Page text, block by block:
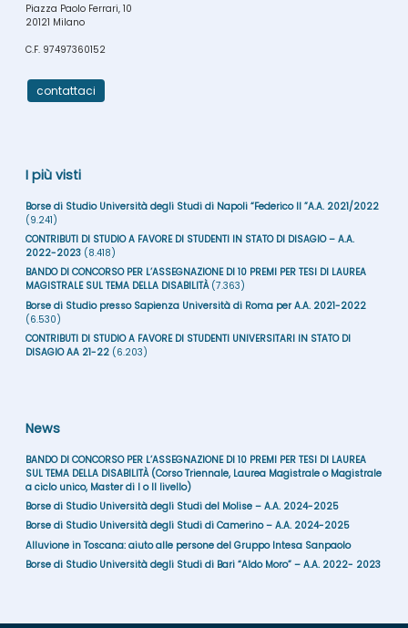
Piazza Paolo Ferrari, 10
20121 Milano
C.F. 97497360152
contattaci
I più visti
Borse di Studio Università degli Studi di Napoli “Federico II ”A.A. 2021/2022
(9.241)
CONTRIBUTI DI STUDIO A FAVORE DI STUDENTI IN STATO DI DISAGIO – A.A.
2022-2023 (8.418)
BANDO DI CONCORSO PER L’ASSEGNAZIONE DI 10 PREMI PER TESI DI LAUREA
MAGISTRALE SUL TEMA DELLA DISABILITÀ (7.363)
Borse di Studio presso Sapienza Università di Roma per A.A. 2021-2022
(6.530)
CONTRIBUTI DI STUDIO A FAVORE DI STUDENTI UNIVERSITARI IN STATO DI
DISAGIO AA 21-22 (6.203)
News
BANDO DI CONCORSO PER L’ASSEGNAZIONE DI 10 PREMI PER TESI DI LAUREA
SUL TEMA DELLA DISABILITÀ (Corso Triennale, Laurea Magistrale o Magistrale
a ciclo unico, Master di I o II livello)
Borse di Studio Università degli Studi del Molise – A.A. 2024-2025
Borse di Studio Università degli Studi di Camerino – A.A. 2024-2025
Alluvione in Toscana: aiuto alle persone del Gruppo Intesa Sanpaolo
Borse di Studio Università degli Studi di Bari “Aldo Moro” – A.A. 2022- 2023